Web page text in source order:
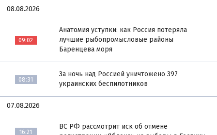
08.08.2026
09:02
Анатомия уступки: как Россия потеряла
лучшие рыбопромысловые районы
Баренцева моря
08:31
За ночь над Россией уничтожено 397
украинских беспилотников
07.08.2026
16:21
ВС РФ рассмотрит иск об отмене